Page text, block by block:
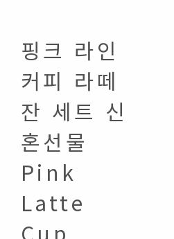
핑크 라인
커피 라떼
잔 세트 신
혼선물
Pink
Latte
Cup